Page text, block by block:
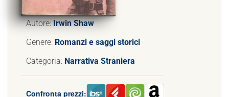
Autore:Irwin Shaw
Genere: Romanzi e saggi storici
Categoria: Narrativa Straniera
Confronta prezzi: